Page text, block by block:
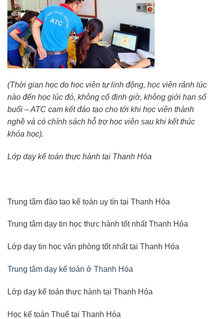
(Thời gian học do học viên tự linh động, học viên rảnh lúc
nào đến học lúc đó, không cố định giờ, không giới hạn số
buổi – ATC cam kết đào tạo cho tới khi học viên thành
nghề và có chính sách hỗ trợ học viên sau khi kết thúc
khóa học).
Lớp dạy kế toán thực hành tại Thanh Hóa
Trung tâm đào tạo kế toán uy tín tại Thanh Hóa
Trung tâm dạy tin học thực hành tốt nhất Thanh Hóa
Lớp dạy tin học văn phòng tốt nhất tại Thanh Hóa
Trung tâm dạy kế toán ở Thanh Hóa
Lớp dạy kế toán thực hành tại Thanh Hóa
Học kế toán Thuế tại Thanh Hóa